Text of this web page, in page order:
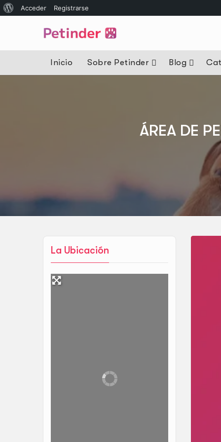
Acceder Registrarse
Inicio Sobre Petinder Blog
ÁREA DE
La Ubicación